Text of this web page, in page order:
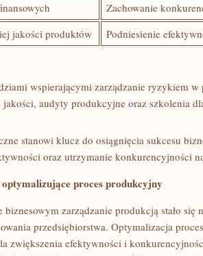
Zachowanie
‍jakości produktów
Podniesienie
wspierającymi‍ zarządzanie ryzykiem
​audyty produkcyjne oraz szkolenia
stanowi klucz do osiągnięcia⁢ sukcesu
oraz‌ utrzymanie konkurencyjności
proces ⁤produkcyjny
zarządzanie ⁤produkcją stało się
przedsiębiorstwa. Optymalizacja
zwiększenia efektywności i